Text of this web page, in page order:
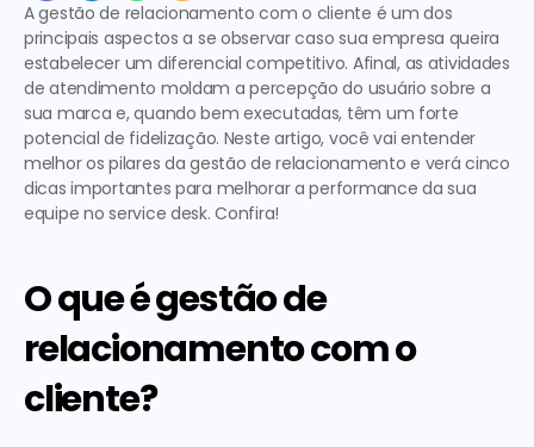
A gestão de relacionamento com o cliente é um dos
principais aspectos a se observar caso sua empresa queira
estabelecer um diferencial competitivo. Afinal, as atividades
de atendimento moldam a percepção do usuário sobre a
sua marca e, quando bem executadas, têm um forte
potencial de fidelização. Neste artigo, você vai entender
melhor os pilares da gestão de relacionamento e verá cinco
dicas importantes para melhorar a performance da sua
equipe no service desk. Confira!
O que é gestão de
relacionamento com o
cliente?